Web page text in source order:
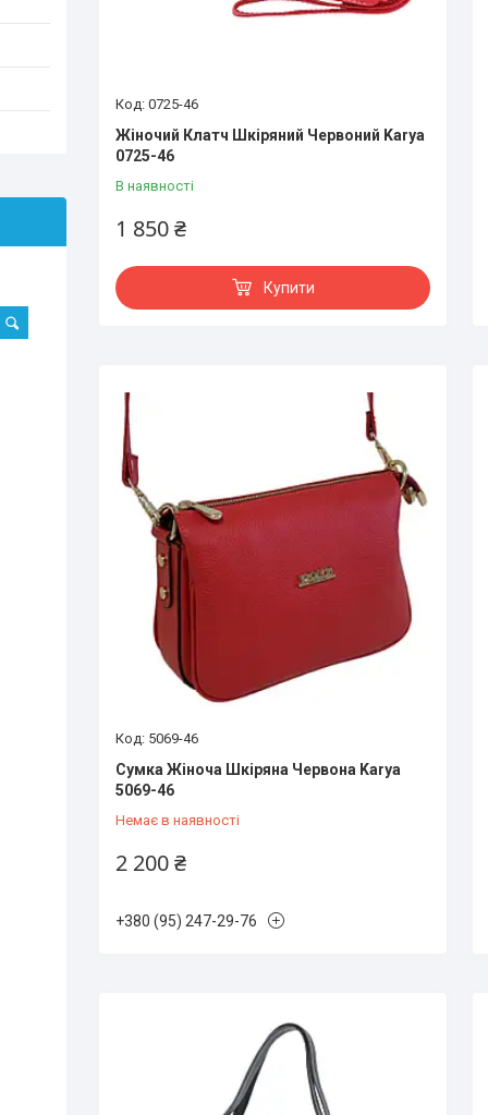
0725-46
Жіночий Клатч Шкіряний Червоний Karya
0725-46
В наявності
1 850 ₴
Купити
5069-46
Сумка Жіноча Шкіряна Червона Karya
5069-46
Немає в наявності
2 200 ₴
+380 (95) 247-29-76